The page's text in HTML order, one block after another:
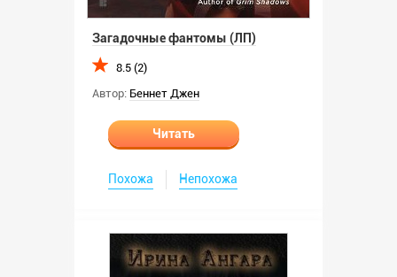
Загадочные фантомы (ЛП)
8.5 (2)
Автор: Беннет Джен
Читать
Похожа Непохожа